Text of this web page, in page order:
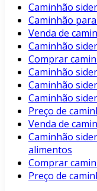
Caminhão sider
Caminhão
Venda de
Caminhão
Comprar
Caminhão
Caminhão
Caminhão
Preço de
Venda de
Caminhão
alimentos
Comprar
Preço de